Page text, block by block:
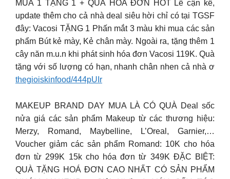
MUA 1 TẶNG 1 + QUÀ HÓA ĐƠN HOT Lễ cận kề,
update thêm cho cả nhà deal siêu hời chỉ có tại TGSF
đây: Vacosi TẶNG 1 Phấn mắt 3 màu khi mua các sản
phẩm Bút kẻ mày, Kẻ chân mày. Ngoài ra, tặng thêm 1
cây năn m.u.n khi phát sinh hóa đơn Vacosi 119K. Quà
tặng với số lượng có hạn, nhanh chân nhen cả nhà ơ
thegioiskinfood/444pUIr
MAKEUP BRAND DAY MUA LÀ CÓ QUÀ Deal sốc
nửa giá các sản phẩm Makeup từ các thương hiệu:
Merzy, Romand, Maybelline, L’Oreal, Garnier,…
Voucher giảm các sản phẩm Romand: 10K cho hóa
đơn từ 299K 15k cho hóa đơn từ 349K ĐẶC BIỆT:
QUÀ TẶNG HOÁ ĐƠN CAO NHẤT CÓ SẢN PHẨM